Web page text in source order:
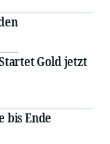
Gold jetzt
bis Ende